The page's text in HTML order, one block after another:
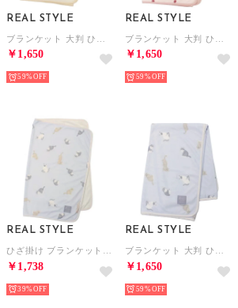
REAL STYLE
￥1,650
59%
REAL STYLE
￥1,650
59%
REAL STYLE
ひざ掛け ブランケット 夏用 ボレロ ポンチョ 接触冷感 ひんやり 涼しい タオルケット 70×90cm 子供 キッズ 大人 可愛い 洗える （ネコ）
￥1,738
39%
REAL STYLE
ブランケット 大判 ひざ掛け 夏用 100×130cm タオルケット 接触冷感 ひんやり 子供 キッズ 大人 可愛い 洗える （ネコ）
￥1,650
59%